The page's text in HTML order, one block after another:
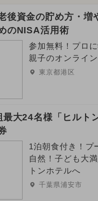
後資金の貯め方・増
のNISA活用術
参加無料！プロに
親子のオンライ
東京都港区
最大24名様「ヒルト
1泊朝食付き！プ
自然！子ども大
トンホテルへ
千葉県浦安市